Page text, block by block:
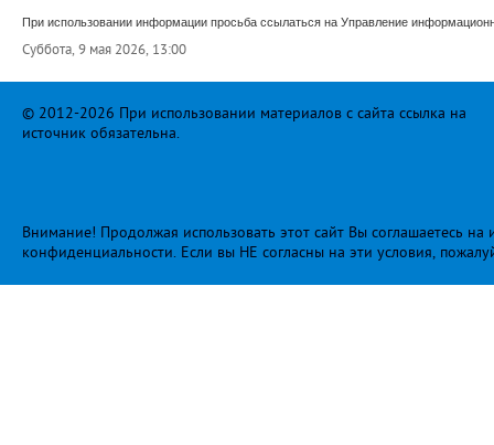
При использовании информации просьба ссылаться на Управление
Суббота, 9 мая 2026, 13:00
© 2012-2026 При использовании материалов с сайта ссылка на
источник обязательна.
Внимание! Продолжая использовать этот сайт Вы соглашаетесь
конфиденциальности . Если вы НЕ согласны на эти условия,